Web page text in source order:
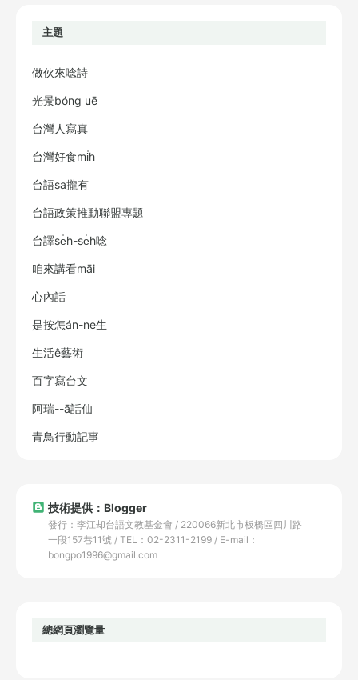
主題
做伙來唸詩
光景bóng uē
台灣人寫真
台灣好食mi̍h
台語sa攏有
台語政策推動聯盟專題
台譯se̍h-se̍h唸
咱來講看māi
心內話
是按怎án-ne生
生活ê藝術
百字寫台文
阿瑞--ā話仙
青鳥行動記事
技術提供：Blogger
發行：李江却台語文教基金會 / 220066新北市板橋區四川路
一段157巷11號 / TEL：02-2311-2199 / E-mail：
bongpo1996@gmail.com
總網頁瀏覽量